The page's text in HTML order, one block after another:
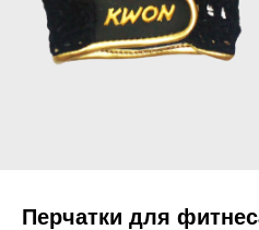
Перчатки для